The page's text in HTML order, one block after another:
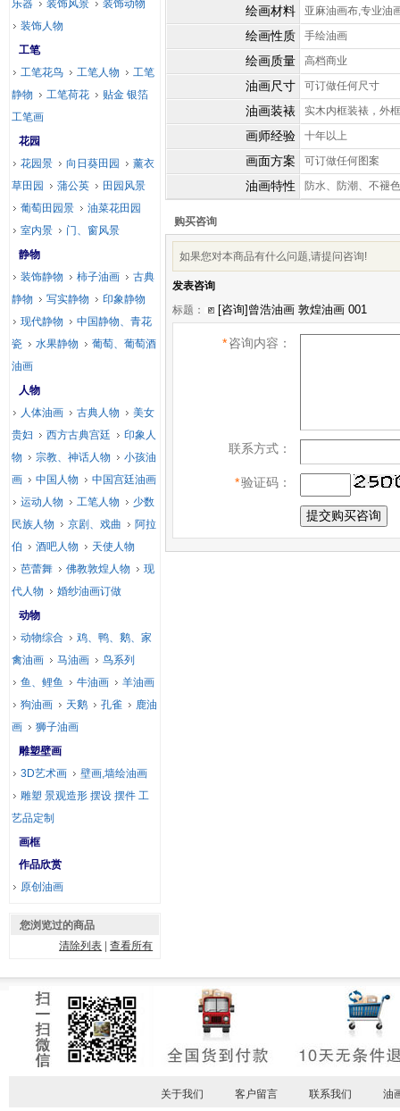
绘画材料 亚麻油画布,专业油
绘画性质 手绘油画
绘画质量 高档商业
油画尺寸 可订做任何尺寸
油画装裱 实木内框装裱，外
画师经验 十年以上
画面方案 可订做任何图案
油画特性 防水、防潮、不褪色
购买咨询
如果您对本商品有什么问题,请提问咨询!
发表咨询
标题：
*咨询内容：
联系方式：
*验证码：
乐器 装饰风景
装饰动物
装饰人物
工笔
工笔花鸟
工笔人物
工笔
静物
工笔荷花
贴金 银箔
工笔画
花园
花园景
向日葵田园
薰衣
草田园
蒲公英
田园风景
葡萄田园景
油菜花田园
室内景
门、窗风景
静物
装饰静物
柿子油画
古典
静物
写实静物
印象静物
现代静物
中国静物、青花
瓷
水果静物
葡萄、葡萄酒
油画
人物
人体油画
古典人物
美女
贵妇
西方古典宫廷
印象人
物
宗教、神话人物
小孩油
画
中国人物
中国宫廷油画
运动人物
工笔人物
少数
民族人物
京剧、戏曲
阿拉
伯
酒吧人物
天使人物
芭蕾舞
佛教敦煌人物
现
代人物
婚纱油画订做
动物
动物综合
鸡、鸭、鹅、家
禽油画
马油画
鸟系列
鱼、鲤鱼
牛油画
羊油画
狗油画
天鹅 孔雀
鹿油
画
狮子油画
雕塑壁画
3D艺术画
壁画,墙绘油画
雕塑 景观造形 摆设 摆件 工
艺品定制
画框
作品欣赏
原创油画
您浏览过的商品
清除列表 |查看所有
关于我们 客户留言 联系我们 油